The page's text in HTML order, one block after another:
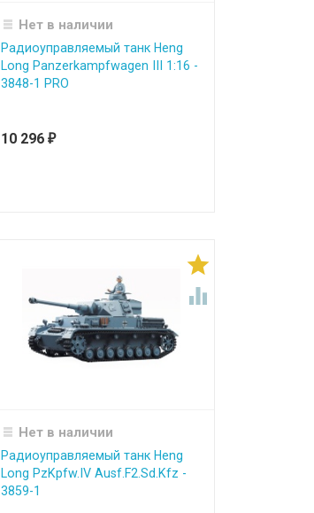
Нет в наличии
Радиоуправляемый танк Heng
Long Panzerkampfwagen III 1:16 -
3848-1 PRO
10 296 ₽


Нет в наличии
Радиоуправляемый танк Heng
Long PzKpfw.IV Ausf.F2.Sd.Kfz -
3859-1